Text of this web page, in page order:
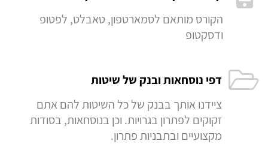
הקורס מותאם לסמארטפון, טאבלט, לפטופ
ודסקטופ
דפי נוסחאות ובנק של שיטות
ציידנו אותך בבנק של כל השיטות להם אתם
זקוקים לפתרון בגרויות. וכן בנוסחאות, בסודות
מקצועיים ובתבניות פתרון.